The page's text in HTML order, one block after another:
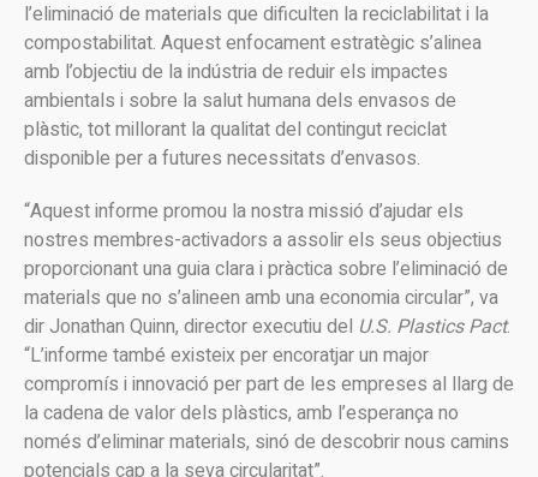
l’eliminació de materials que dificulten la reciclabilitat i la
compostabilitat. Aquest enfocament estratègic s’alinea
amb l’objectiu de la indústria de reduir els impactes
ambientals i sobre la salut humana dels envasos de
plàstic, tot millorant la qualitat del contingut reciclat
disponible per a futures necessitats d’envasos.
“Aquest informe promou la nostra missió d’ajudar els
nostres membres-activadors a assolir els seus objectius
proporcionant una guia clara i pràctica sobre l’eliminació de
materials que no s’alineen amb una economia circular”, va
dir Jonathan Quinn, director executiu del U.S. Plastics Pact.
“L’informe també existeix per encoratjar un major
compromís i innovació per part de les empreses al llarg de
la cadena de valor dels plàstics, amb l’esperança no
només d’eliminar materials, sinó de descobrir nous camins
potencials cap a la seva circularitat”.